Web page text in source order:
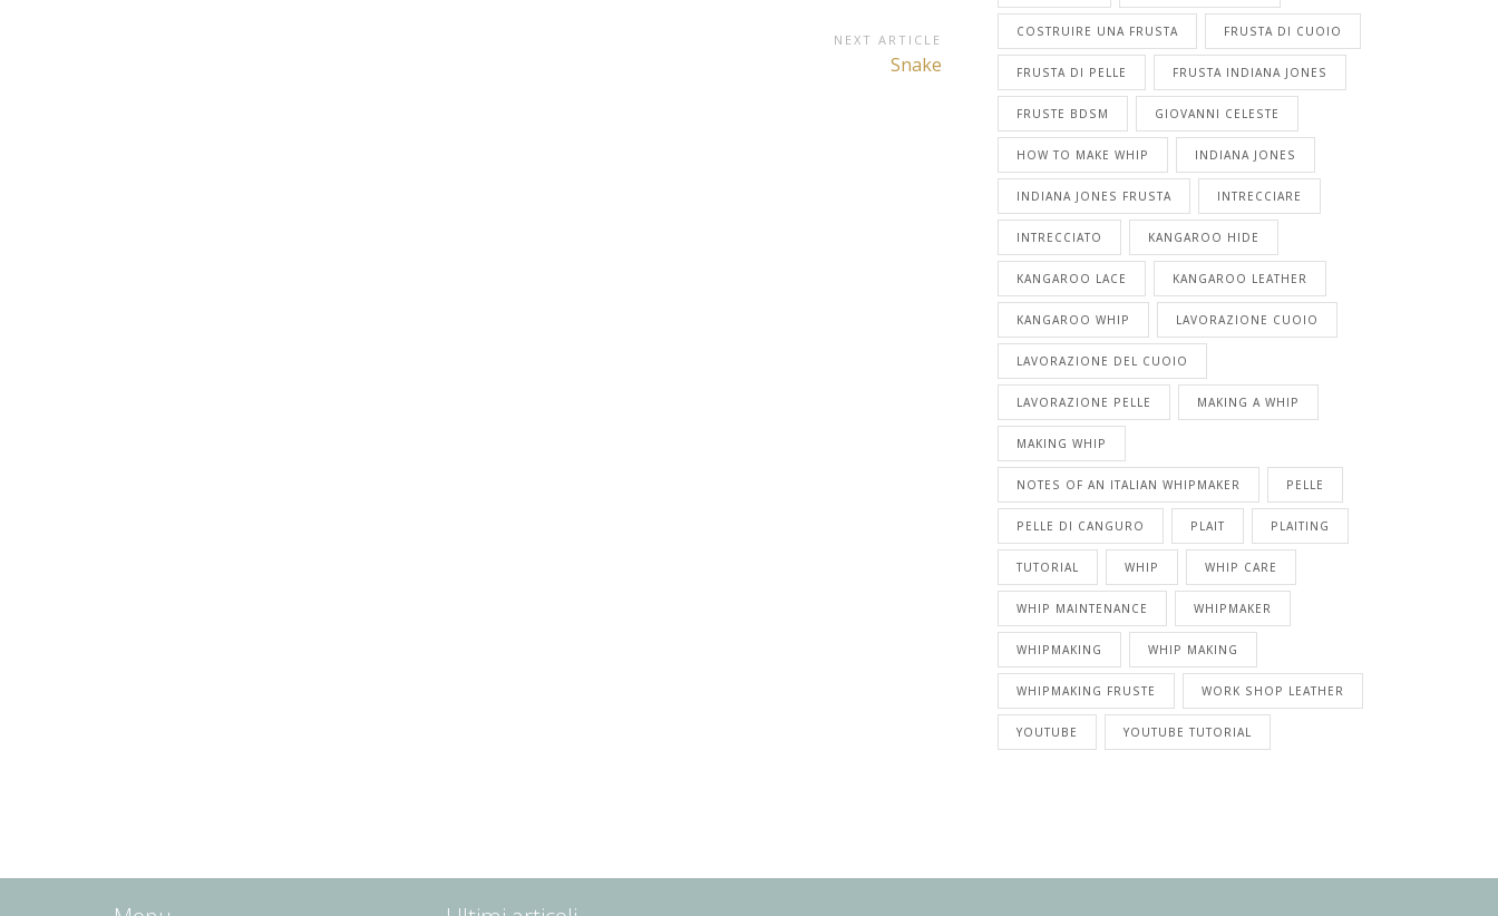
NEXT ARTICLE
Next
Snake
COSTRUIRE UNA FRUSTA FRUSTA DI CUOIO
FRUSTA DI PELLE FRUSTA INDIANA JONES
FRUSTE BDSM GIOVANNI CELESTE
HOW TO MAKE WHIP INDIANA JONES
INDIANA JONES FRUSTA INTRECCIARE
INTRECCIATO KANGAROO HIDE
KANGAROO LACE KANGAROO LEATHER
KANGAROO WHIP LAVORAZIONE CUOIO
LAVORAZIONE DEL CUOIO
LAVORAZIONE PELLE MAKING A WHIP
MAKING WHIP
NOTES OF AN ITALIAN WHIPMAKER PELLE
PELLE DI CANGURO PLAIT PLAITING
TUTORIAL WHIP WHIP CARE
WHIP MAINTENANCE WHIPMAKER
WHIPMAKING WHIP MAKING
WHIPMAKING FRUSTE WORK SHOP LEATHER
YOUTUBE YOUTUBE TUTORIAL